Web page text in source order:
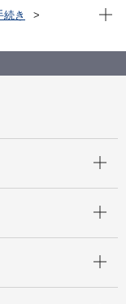
続き
ま地産地消サポー
現在